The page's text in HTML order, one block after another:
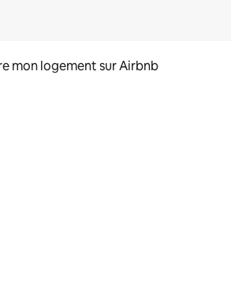
mon logement sur Airbnb